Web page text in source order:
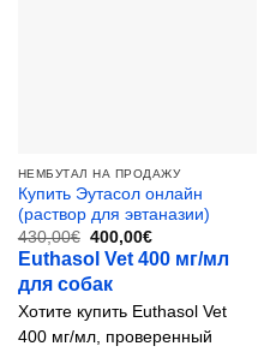
НЕМБУТАЛ НА ПРОДАЖУ
Купить Эутасол онлайн
(раствор для эвтаназии)
430,00€ Первоначальная
цена
составляла
430,00€.
400,00€Текущая
цена:
400,00€.
Euthasol Vet 400 мг/мл
для собак
Хотите купить Euthasol Vet
400 мг/мл, проверенный